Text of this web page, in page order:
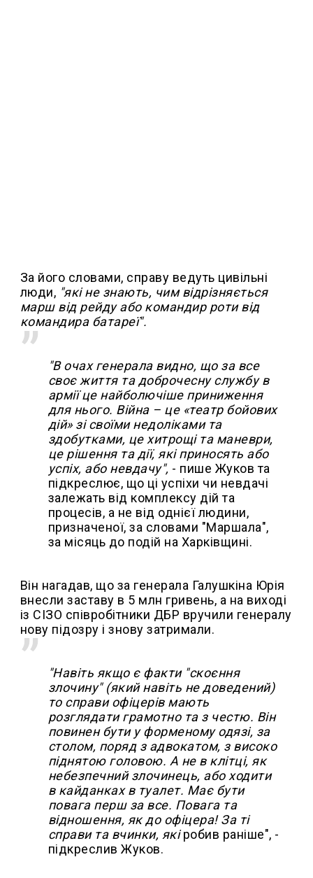
За його словами, справу ведуть цивільні
люди, "які не знають, чим відрізняється
марш від рейду або командир роти від
командира батареї".
"В очах генерала видно, що за все
своє життя та доброчесну службу в
армії це найболючіше приниження
для нього. Війна – це «театр бойових
дій» зі своїми недоліками та
здобутками, це хитрощі та маневри,
це рішення та дії, які приносять або
успіх, або невдачу", - пише Жуков та
підкреслює, що ці успіхи чи невдачі
залежать від комплексу дій та
процесів, а не від однієї людини,
призначеної, за словами "Маршала",
за місяць до подій на Харківщині.
Він нагадав, що за генерала Галушкіна Юрія
внесли заставу в 5 млн гривень, а на виході
із СІЗО співробітники ДБР вручили генералу
нову підозру і знову затримали.
"Навіть якщо є факти "скоєння
злочину" (який навіть не доведений)
то справи офіцерів мають
розглядати грамотно та з честю. Він
повинен бути у форменому одязі, за
столом, поряд з адвокатом, з високо
піднятою головою. А не в клітці, як
небезпечний злочинець, або ходити
в кайданках в туалет. Має бути
повага перш за все. Повага та
відношення, як до офіцера! За ті
справи та вчинки, якіробив раніше", -
підкреслив Жуков.